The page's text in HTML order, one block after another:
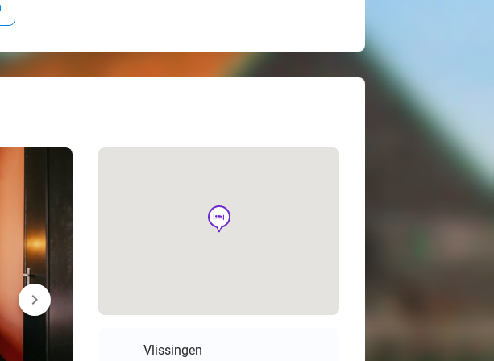
chevron_right
hotel
Vlissingen